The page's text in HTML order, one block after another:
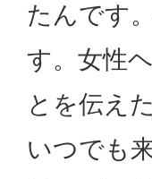
たんです
す。女性
とを伝え
いつでも